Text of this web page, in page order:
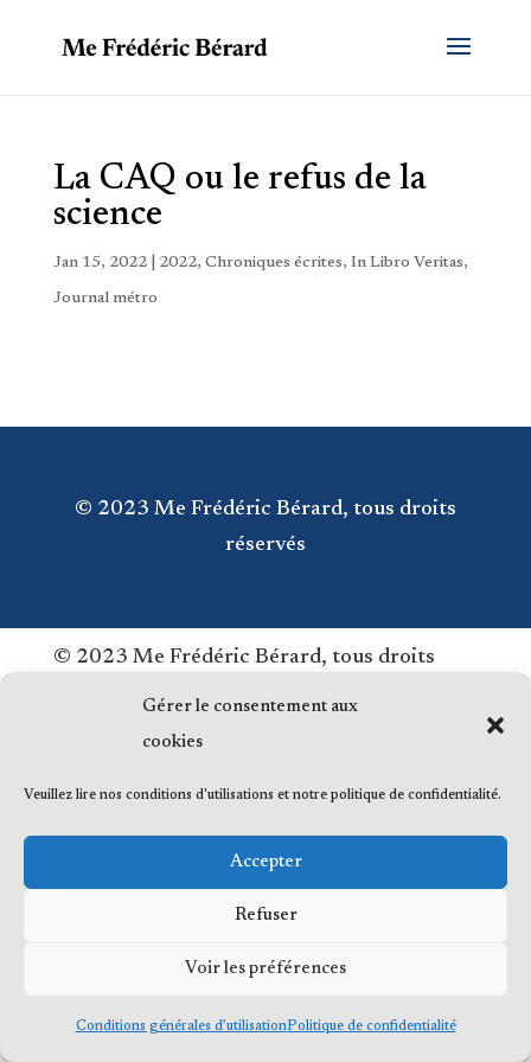
Gérer le consentement aux
cookies
Veuillez lire nos conditions d'utilisations et notre politique de confidentialité.
Accepter
Refuser
Voir les préférences
Conditions générales d’utilisationPolitique de confidentialité
La CAQ ou le refus de la
science
Jan 15, 2022| 2022, Chroniques écrites, In Libro Veritas,
Journal métro
© 2023 Me Frédéric Bérard, tous droits
réservés
© 2023 Me Frédéric Bérard, tous droits